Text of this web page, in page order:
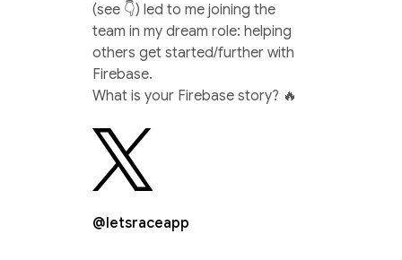
(see 👇) led to me joining the
team in my dream role: helping
others get started/further with
Firebase.
What is your Firebase story? 🔥
@letsraceapp